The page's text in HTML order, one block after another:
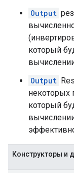
Output
который
Output
некоторых
который
Конструкторы и